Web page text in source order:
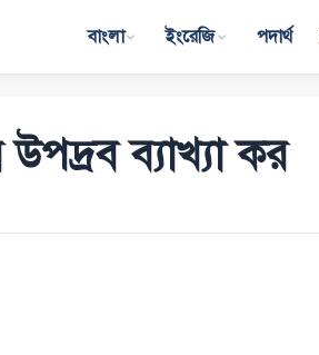
বাংলা ইংরেজি পদার্থ
ব্যাখ্যা কর